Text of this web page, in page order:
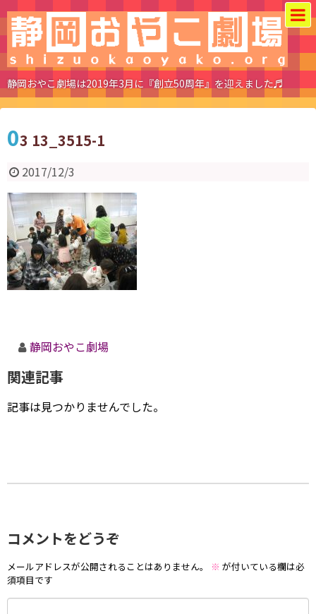
静岡おやこ劇場は2019年3月に『創立50周年』を迎えました♬
03 13_3515-1
2017/12/3
静岡おやこ劇場
関連記事
記事は見つかりませんでした。
コメントをどうぞ
メールアドレスが公開されることはありません。 ※ が付いている欄は必
須項目です